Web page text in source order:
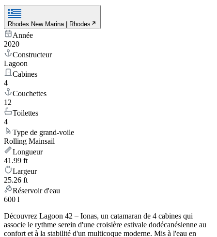
Rhodes New Marina | Rhodes
Année
2020
Constructeur
Lagoon
Cabines
4
Couchettes
12
Toilettes
4
Type de grand-voile
Rolling Mainsail
Longueur
41.99 ft
Largeur
25.26 ft
Réservoir d'eau
600 l
Découvrez Lagoon 42 – Ionas, un catamaran de 4 cabines qui
associe le rythme serein d'une croisière estivale dodécanésienne au
confort et à la stabilité d'un multicoque moderne. Mis à l'eau en